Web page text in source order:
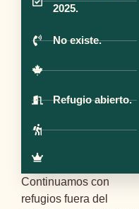
2025.
No existe.
Refugio abierto.
Continuamos con
refugios fuera del